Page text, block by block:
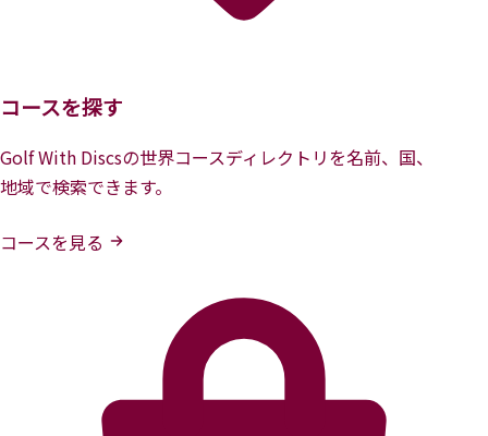
コースを探す
Golf With Discsの世界コースディレクトリを名前、国、
地域で検索できます。
コースを見る